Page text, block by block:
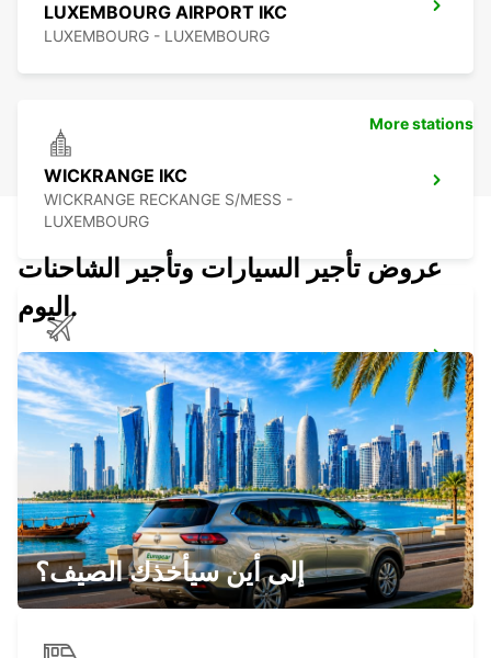
LUXEMBOURG AIRPORT IKC
LUXEMBOURG - LUXEMBOURG
WICKRANGE IKC
WICKRANGE RECKANGE S/MESS -
LUXEMBOURG
HAHN AIRPORT
HAHN-FLUGHAFEN - GERMANY
THIONVILLE YUTZ
YUTZ - FRANCE
More stations
عروض تأجير السيارات وتأجير الشاحنات
اليوم.
إلى أين سيأخذك الصيف؟